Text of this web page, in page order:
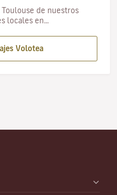
de nuestros
locales en…
Volotea